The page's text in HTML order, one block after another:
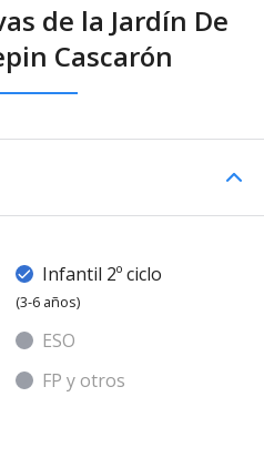
de la Jardín De
Cascarón
Infantil 2º ciclo
(3-6 años)
ESO
FP y otros